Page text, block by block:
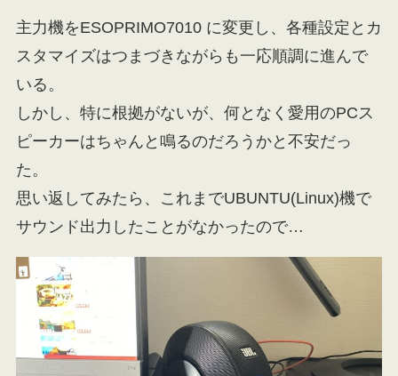
主力機をESOPRIMO7010 に変更し、各種設定とカ
スタマイズはつまづきながらも一応順調に進んで
いる。
しかし、特に根拠がないが、何となく愛用のPCス
ピーカーはちゃんと鳴るのだろうかと不安だっ
た。
思い返してみたら、これまでUBUNTU(Linux)機で
サウンド出力したことがなかったので…